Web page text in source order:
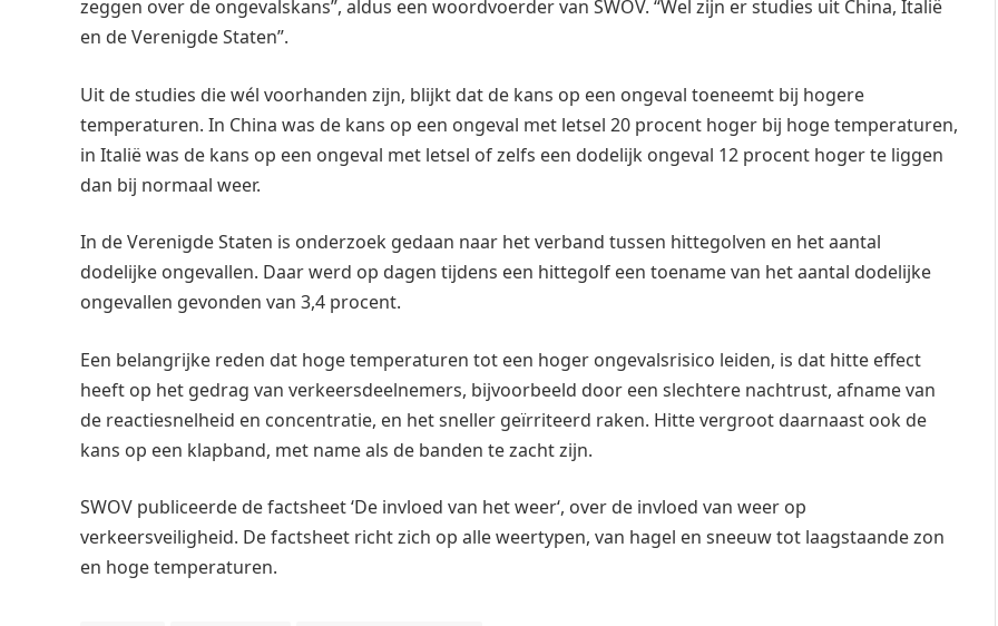
zeggen over de ongevalskans”, aldus een woordvoerder van SWOV. “Wel zijn er studies uit China, Italië
en de Verenigde Staten”.
Uit de studies die wél voorhanden zijn, blijkt dat de kans op een ongeval toeneemt bij hogere
temperaturen. In China was de kans op een ongeval met letsel 20 procent hoger bij hoge temperaturen,
in Italië was de kans op een ongeval met letsel of zelfs een dodelijk ongeval 12 procent hoger te liggen
dan bij normaal weer.
In de Verenigde Staten is onderzoek gedaan naar het verband tussen hittegolven en het aantal
dodelijke ongevallen. Daar werd op dagen tijdens een hittegolf een toename van het aantal dodelijke
ongevallen gevonden van 3,4 procent.
Een belangrijke reden dat hoge temperaturen tot een hoger ongevalsrisico leiden, is dat hitte effect
heeft op het gedrag van verkeersdeelnemers, bijvoorbeeld door een slechtere nachtrust, afname van
de reactiesnelheid en concentratie, en het sneller geïrriteerd raken. Hitte vergroot daarnaast ook de
kans op een klapband, met name als de banden te zacht zijn.
SWOV publiceerde de factsheet ‘De invloed van het weer‘, over de invloed van weer op
verkeersveiligheid. De factsheet richt zich op alle weertypen, van hagel en sneeuw tot laagstaande zon
en hoge temperaturen.